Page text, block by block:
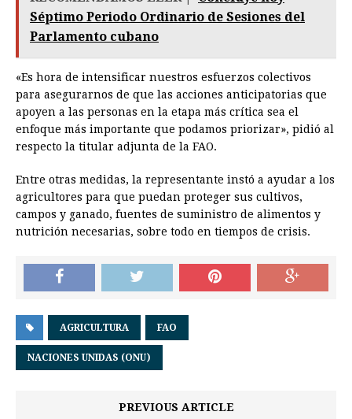
Séptimo Periodo Ordinario de Sesiones del
Parlamento cubano
«Es hora de intensificar nuestros esfuerzos colectivos
para asegurarnos de que las acciones anticipatorias que
apoyen a las personas en la etapa más crítica sea el
enfoque más importante que podamos priorizar», pidió al
respecto la titular adjunta de la FAO.
Entre otras medidas, la representante instó a ayudar a los
agricultores para que puedan proteger sus cultivos,
campos y ganado, fuentes de suministro de alimentos y
nutrición necesarias, sobre todo en tiempos de crisis.
AGRICULTURA FAO
NACIONES UNIDAS (ONU)
PREVIOUS ARTICLE